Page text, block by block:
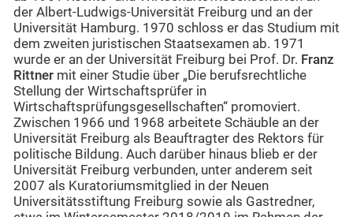
der Albert-Ludwigs-Universität Freiburg und an der
Universität Hamburg. 1970 schloss er das Studium mit
dem zweiten juristischen Staatsexamen ab. 1971
wurde er an der Universität Freiburg bei Prof. Dr. Franz
Rittner mit einer Studie über „Die berufsrechtliche
Stellung der Wirtschaftsprüfer in
Wirtschaftsprüfungsgesellschaften“ promoviert.
Zwischen 1966 und 1968 arbeitete Schäuble an der
Universität Freiburg als Beauftragter des Rektors für
politische Bildung. Auch darüber hinaus blieb er der
Universität Freiburg verbunden, unter anderem seit
2007 als Kuratoriumsmitglied in der Neuen
Universitätsstiftung Freiburg sowie als Gastredner,